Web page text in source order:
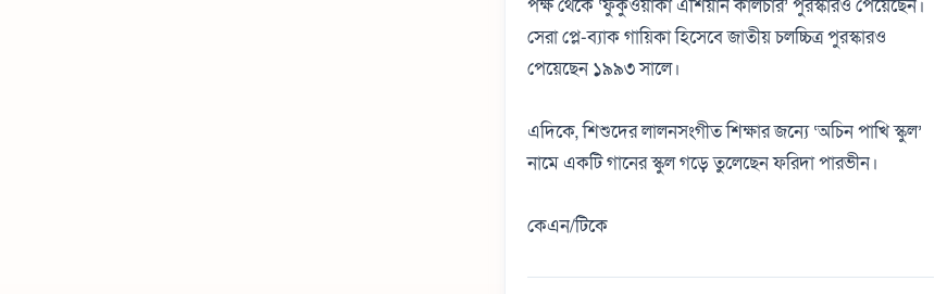
পক্ষ থেকে ‘ফুকুওয়াকা এশিয়ান কালচার’ পুরস্কারও পেয়েছেন।
সেরা প্লে-ব্যাক গায়িকা হিসেবে জাতীয় চলচ্চিত্র পুরস্কারও
পেয়েছেন ১৯৯৩ সালে।
এদিকে, শিশুদের লালনসংগীত শিক্ষার জন্যে ‘অচিন পাখি স্কুল’
নামে একটি গানের স্কুল গড়ে তুলেছেন ফরিদা পারভীন।
কেএন/টিকে